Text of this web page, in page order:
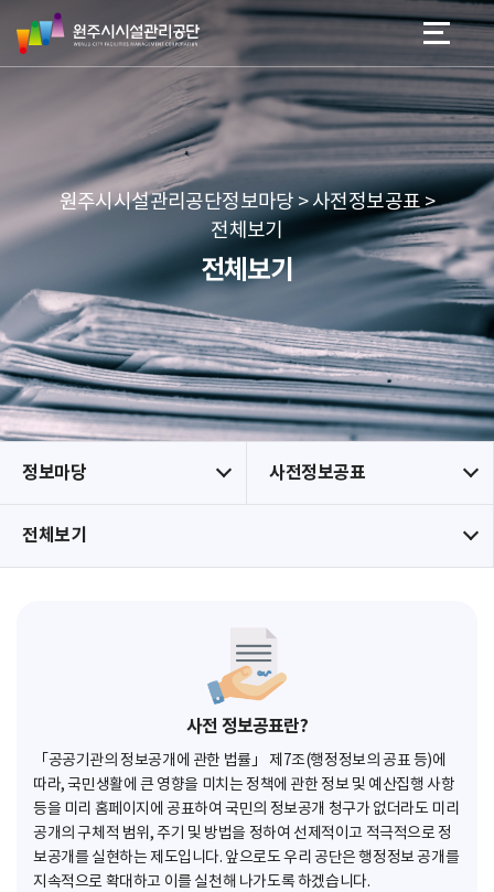
네
본문 바로가기
메뉴 바로가기
원
주
시
리
공
단
원주시시설관리공단정보마당 > 사전정보공표 >
전체보기
전체보기
정보마당 사전정보공표
전체보기
사전 정보공표란?
「공공기관의 정보공개에 관한 법률」 제7조(행정정보의 공표 등)에
따라, 국민생활에 큰 영향을 미치는 정책에 관한 정보 및 예산집행 사항
등을 미리 홈페이지에 공표하여 국민의 정보공개 청구가 없더라도 미리
공개의 구체적 범위, 주기 및 방법을 정하여 선제적이고 적극적으로 정
보공개를 실현하는 제도입니다. 앞으로도 우리 공단은 행정정보 공개를
지속적으로 확대하고 이를 실천해 나가도록 하겠습니다.